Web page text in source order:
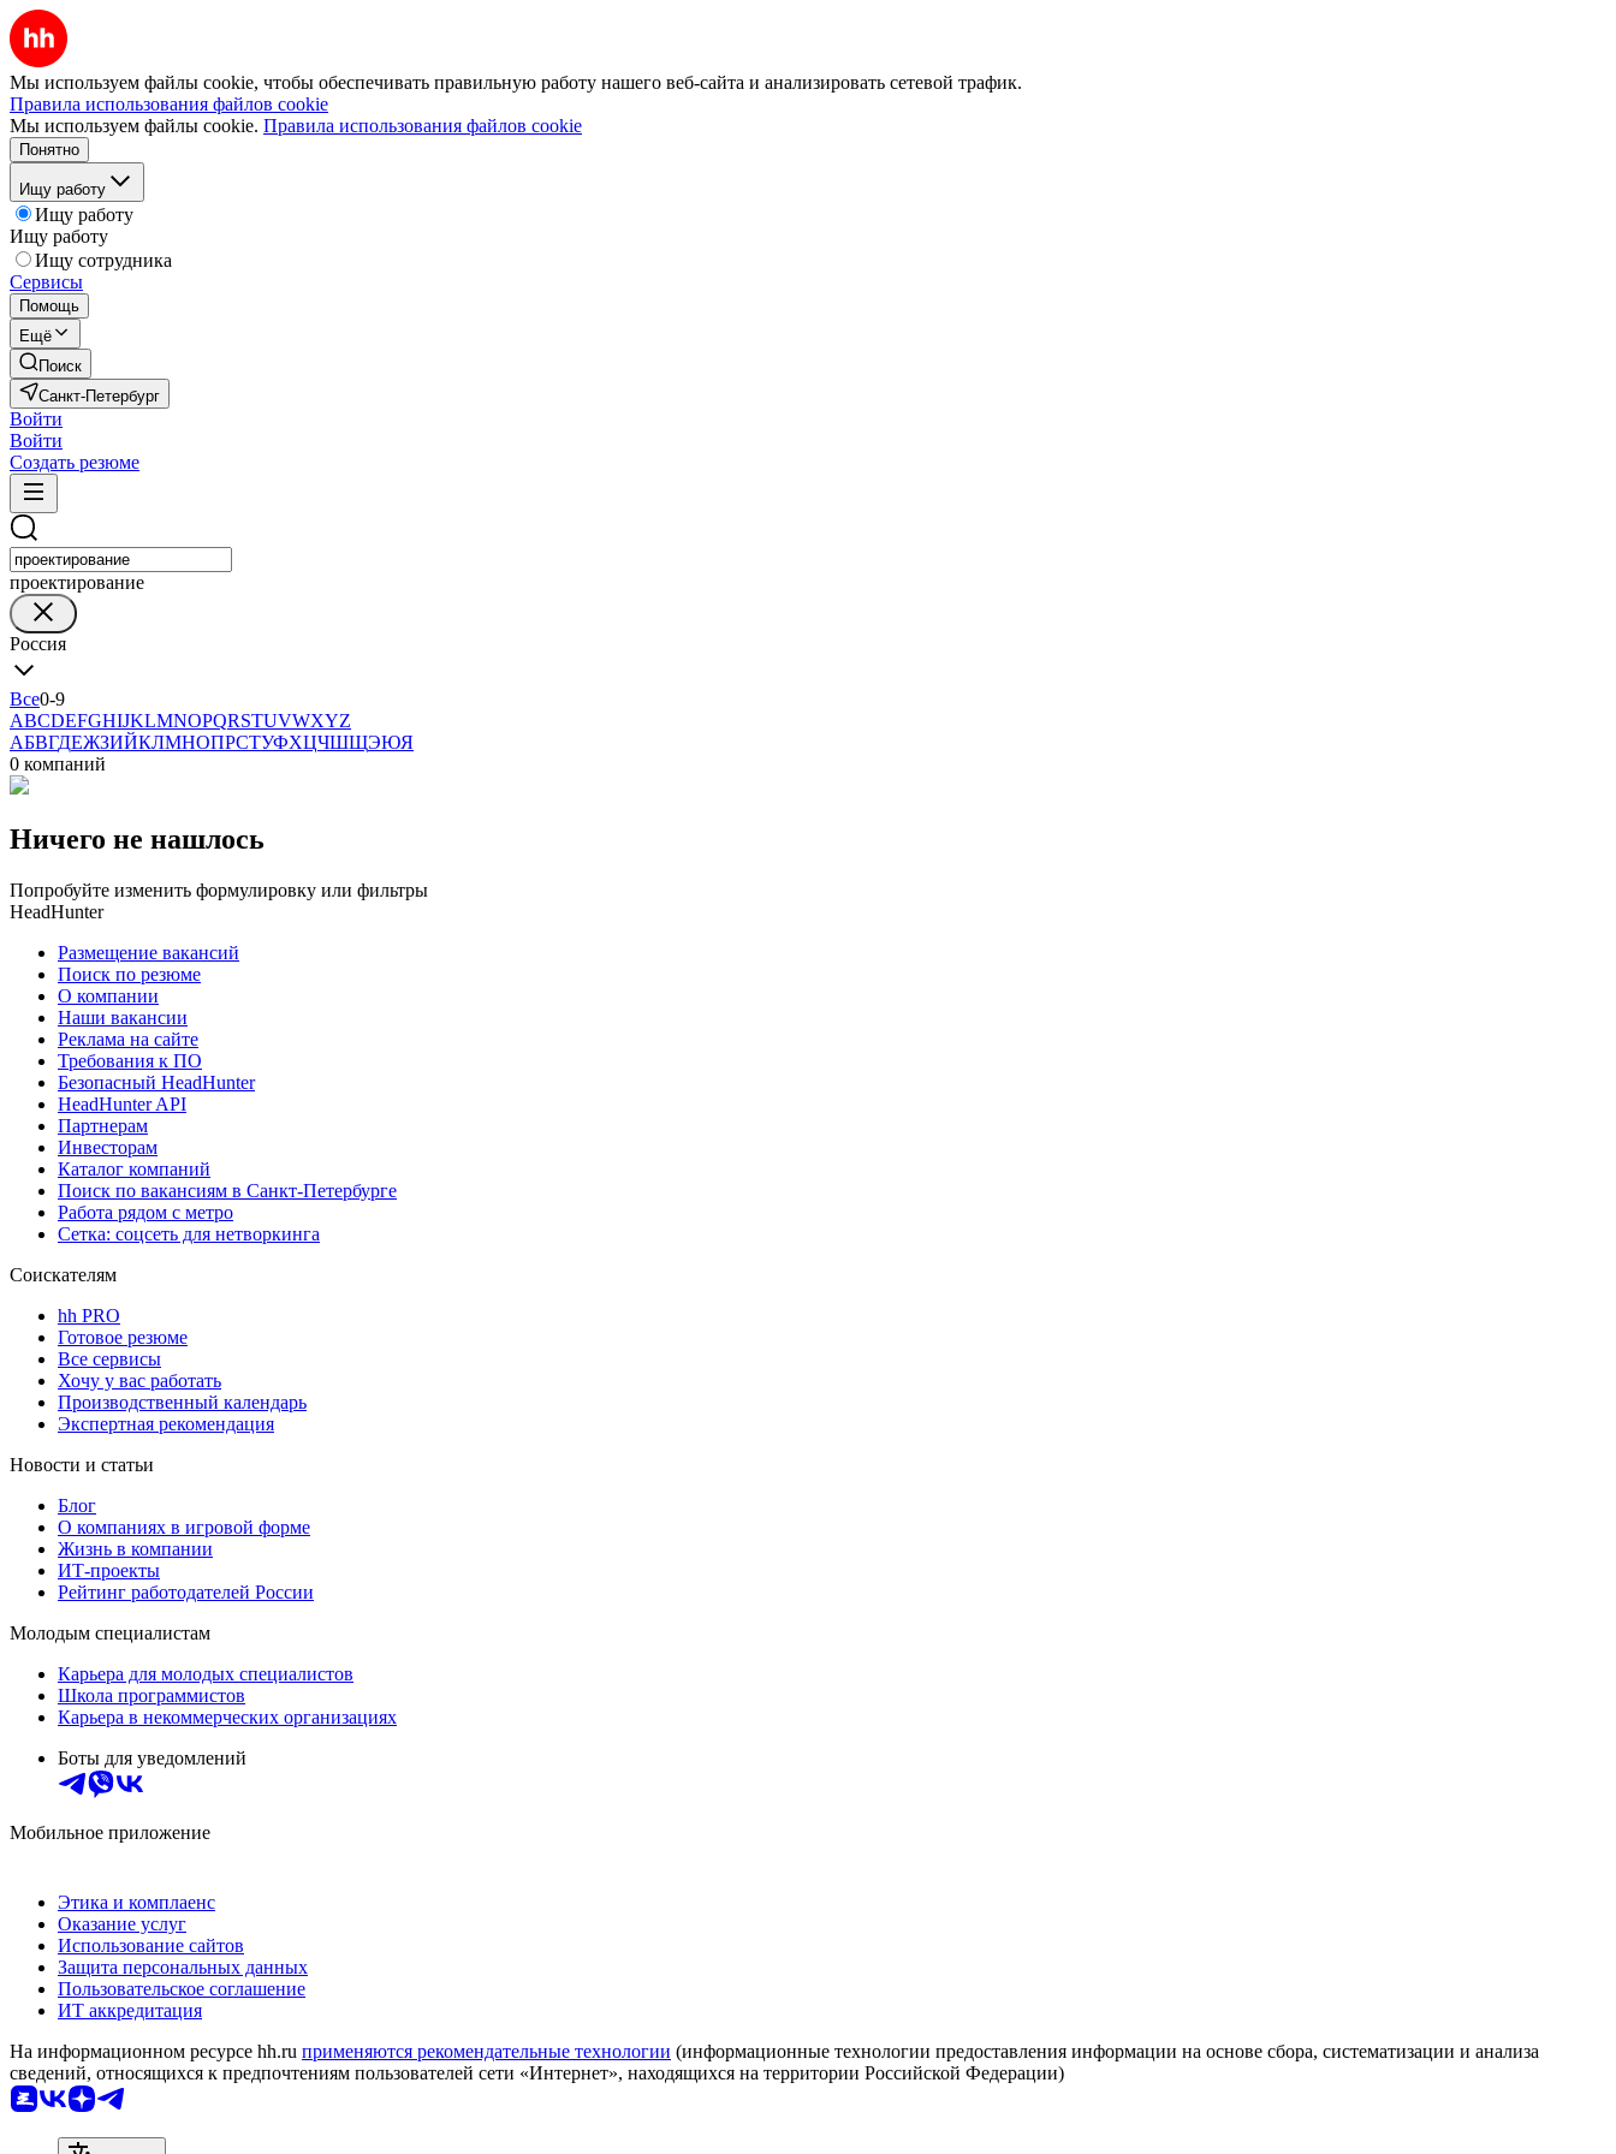
Мы используем файлы cookie, чтобы обеспечивать правильную работу нашего веб-сайта и анализировать сетевой трафик.
Правила использования файлов cookie
Мы используем файлы cookie. Правила использования файлов cookie
Понятно
Ищу работу
Ищу работу
Ищу работу
Ищу сотрудника
Сервисы
Помощь
Ещё
Поиск
Санкт-Петербург
Войти
Войти
Создать резюме
проектирование
Россия
Все0-9
ABCDEFGHIJKLMNOPQRSTUVWXYZ
АБВГДЕЖЗИЙКЛМНОПРСТУФХЦЧШЩЭЮЯ
0 компаний
Ничего не нашлось
Попробуйте изменить формулировку или фильтры
HeadHunter
Размещение вакансий
Поиск по резюме
О компании
Наши вакансии
Реклама на сайте
Требования к ПО
Безопасный HeadHunter
HeadHunter API
Партнерам
Инвесторам
Каталог компаний
Поиск по вакансиям в Санкт-Петербурге
Работа рядом с метро
Сетка: соцсеть для нетворкинга
Соискателям
hh PRO
Готовое резюме
Все сервисы
Хочу у вас работать
Производственный календарь
Экспертная рекомендация
Новости и статьи
Блог
О компаниях в игровой форме
Жизнь в компании
ИТ-проекты
Рейтинг работодателей России
Молодым специалистам
Карьера для молодых специалистов
Школа программистов
Карьера в некоммерческих организациях
Боты для уведомлений
Мобильное приложение
Этика и комплаенс
Оказание услуг
Использование сайтов
Защита персональных данных
Пользовательское соглашение
ИТ аккредитация
На информационном ресурсе hh.ru применяются рекомендательные технологии (информационные технологии предоставления информации на основе сбора, систематизации и анализа
сведений, относящихся к предпочтениям пользователей сети «Интернет», находящихся на территории Российской Федерации)